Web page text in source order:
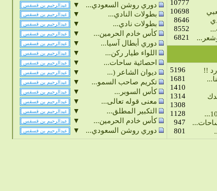
دوري روشن السعودي... ▼
بطولات النادي... ▼
بطولات نادي... ▼
كأس خادم الحرمين... ▼
دوري أبطال آسيا... ▼
اللواء طيار ركن... ▼
احصائية ساحات... ▼
ديوان الشاعر (... ▼
تكريم صاحب السمو... ▼
كأس السوبر... ▼
معنى قوله تعالى... ▼
التكبير المطلق... ▼
كأس خادم الحرمين... ▼
دوري روشن السعودي... ▼
!!